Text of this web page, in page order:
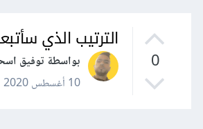
0
الترتيب الذي
بواسطة توفيق
10 أغسطس 2020